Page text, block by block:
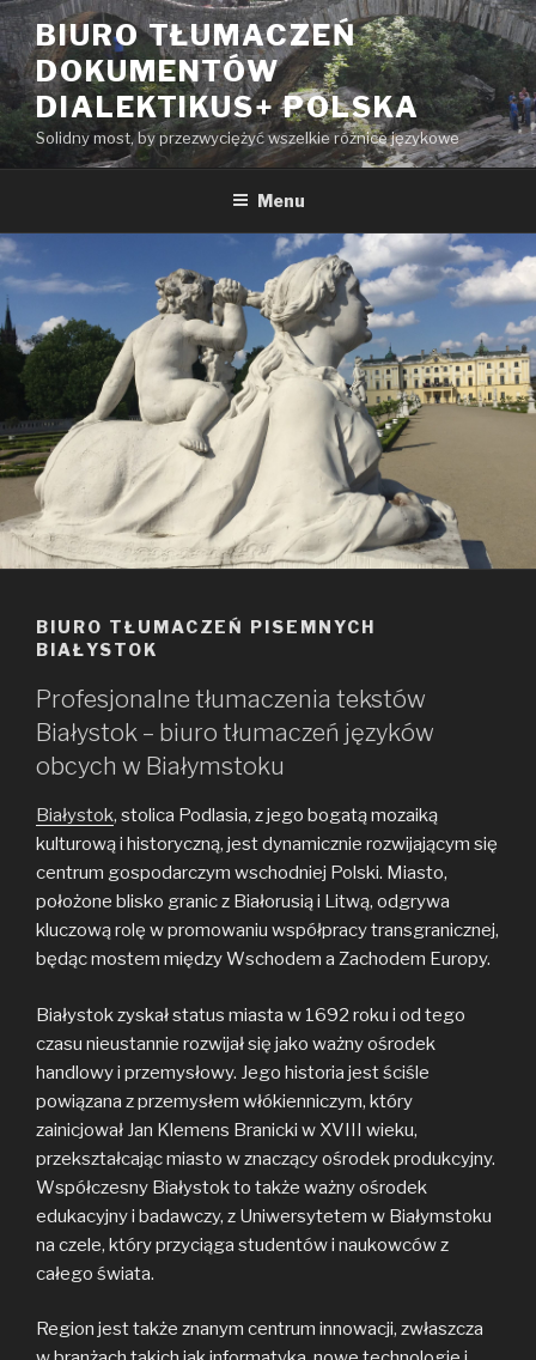
Przeskocz
do
treści
BIURO TŁUMACZEŃ
DOKUMENTÓW
DIALEKTIKUS+ POLSKA
Solidny most, by przezwyciężyć wszelkie różnice językowe
Menu
BIURO TŁUMACZEŃ PISEMNYCH
BIAŁYSTOK
Profesjonalne tłumaczenia tekstów
Białystok – biuro tłumaczeń języków
obcych w Białymstoku
Białystok, stolica Podlasia, z jego bogatą mozaiką
kulturową i historyczną, jest dynamicznie rozwijającym się
centrum gospodarczym wschodniej Polski. Miasto,
położone blisko granic z Białorusią i Litwą, odgrywa
kluczową rolę w promowaniu współpracy transgranicznej,
będąc mostem między Wschodem a Zachodem Europy.
Białystok zyskał status miasta w 1692 roku i od tego
czasu nieustannie rozwijał się jako ważny ośrodek
handlowy i przemysłowy. Jego historia jest ściśle
powiązana z przemysłem włókienniczym, który
zainicjował Jan Klemens Branicki w XVIII wieku,
przekształcając miasto w znaczący ośrodek produkcyjny.
Współczesny Białystok to także ważny ośrodek
edukacyjny i badawczy, z Uniwersytetem w Białymstoku
na czele, który przyciąga studentów i naukowców z
całego świata.
Region jest także znanym centrum innowacji, zwłaszcza